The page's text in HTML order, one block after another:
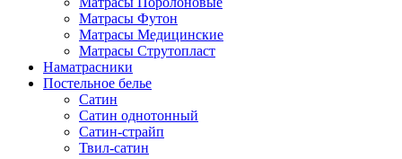
Матрасы Футон
Матрасы Медицинские
Матрасы Струтопласт
Наматрасники
Постельное белье
Сатин
Сатин однотонный
Сатин-страйп
Твил-сатин